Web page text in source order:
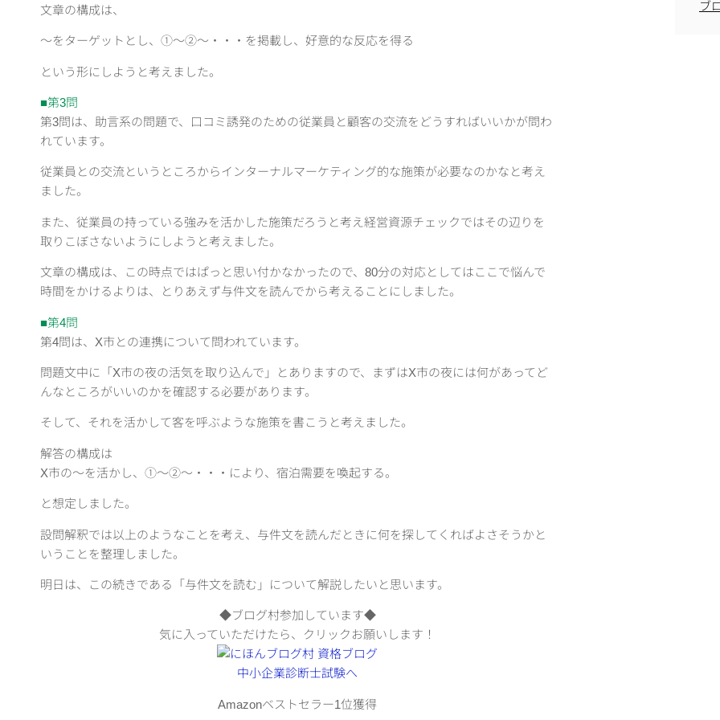
文章の構成は、
～をターゲットとし、①～②～・・・を掲載し、好意的な反応を得る
という形にしようと考えました。
■第3問
第3問は、助言系の問題で、口コミ誘発のための従業員と顧客の交流をどうすればいいかが問わ
れています。
従業員との交流というところからインターナルマーケティング的な施策が必要なのかなと考え
ました。
また、従業員の持っている強みを活かした施策だろうと考え経営資源チェックではその辺りを
取りこぼさないようにしようと考えました。
文章の構成は、この時点ではぱっと思い付かなかったので、80分の対応としてはここで悩んで
時間をかけるよりは、とりあえず与件文を読んでから考えることにしました。
■第4問
第4問は、X市との連携について問われています。
問題文中に「X市の夜の活気を取り込んで」とありますので、まずはX市の夜には何があってど
んなところがいいのかを確認する必要があります。
そして、それを活かして客を呼ぶような施策を書こうと考えました。
解答の構成は
X市の～を活かし、①～②～・・・により、宿泊需要を喚起する。
と想定しました。
設問解釈では以上のようなことを考え、与件文を読んだときに何を探してくればよさそうかと
いうことを整理しました。
明日は、この続きである「与件文を読む」について解説したいと思います。
◆ブログ村参加しています◆
気に入っていただけたら、クリックお願いします！
Amazonベストセラー1位獲得
ブ